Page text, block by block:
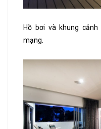
Hồ bơi và khung
mạng.